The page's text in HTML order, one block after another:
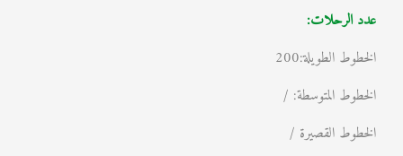
عدد الرحلات:
الخطوط الطويلة:200
الخطوط المتوسطة: /
الخطوط القصيرة /